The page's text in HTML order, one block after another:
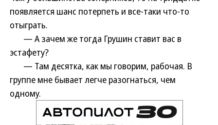
появляется шанс потерпеть и все-таки что-то
отыграть.
— А зачем же тогда Грушин ставит вас в
эстафету?
— Там десятка, как мы говорим, рабочая. В
группе мне бывает легче разогнаться, чем
одному.